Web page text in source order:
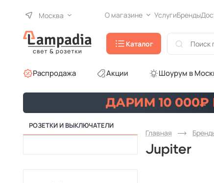
Москва О магазине УслугиБренды
Каталог
Распродажа Акции Шоурум в
Главная
Jupiter
РОЗЕТКИ И ВЫКЛЮЧАТЕЛИ